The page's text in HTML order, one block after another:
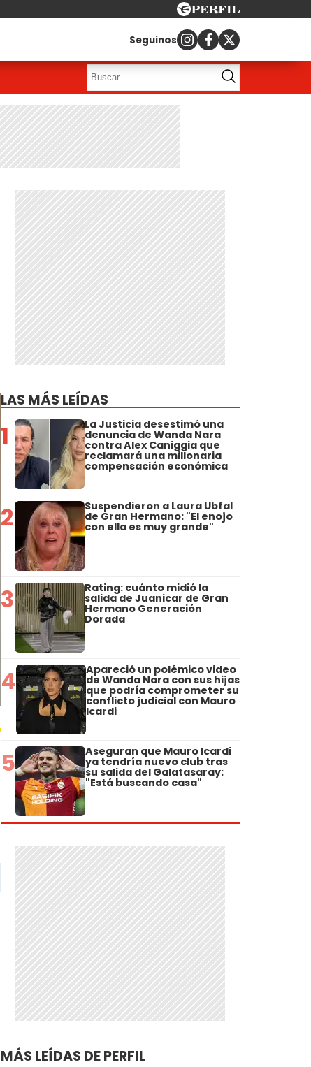
Seguinos
LAS MÁS LEÍDAS
1 La Justicia desestimó una
denuncia de Wanda Nara
contra Alex Caniggia que
reclamará una millonaria
compensación económica
2 Suspendieron a Laura Ubfal
de Gran Hermano: "El enojo
con ella es muy grande"
3 Rating: cuánto midió la
salida de Juanicar de Gran
Hermano Generación
Dorada
4 Apareció un polémico video
de Wanda Nara con sus hijas
que podría comprometer su
conflicto judicial con Mauro
Icardi
5 Aseguran que Mauro Icardi
ya tendría nuevo club tras
su salida del Galatasaray:
"Está buscando casa"
MÁS LEÍDAS DE PERFIL